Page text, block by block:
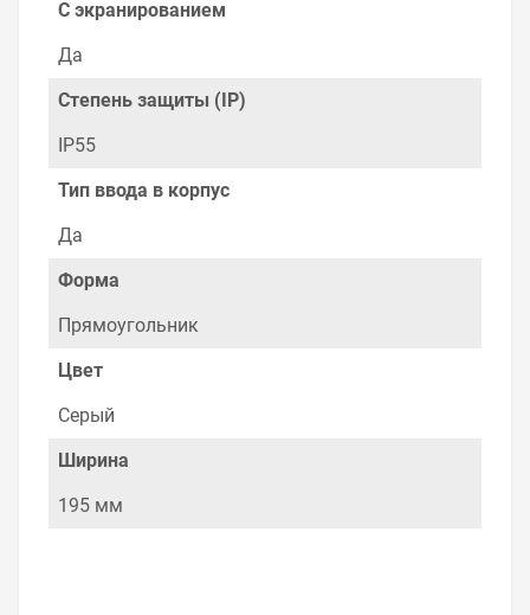
собираетесь купить. Мы всегда рады помочь,
нашего ассортимента.
Свяжитесь с нами любым способом, который для вас
вопросы.
С экранированием
Да
Степень защиты (IP)
IP55
Тип ввода в корпус
Да
Форма
Прямоугольник
Цвет
Серый
Ширина
195 мм